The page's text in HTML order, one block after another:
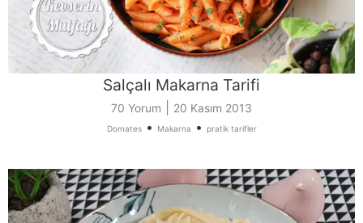
Salçalı Makarna Tarifi
70 Yorum 20 Kasım 2013
Domates• Makarna • pratik tarifler